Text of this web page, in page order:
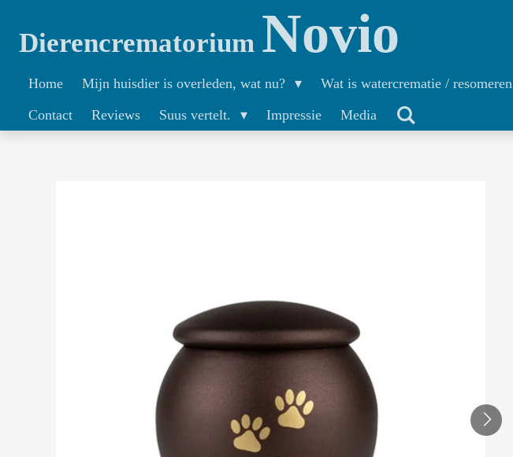
direct
naar
Dierencrematorium Novio
Home Mijn huisdier is overleden, wat nu? Wat is watercrematie / resomeren
Contact
Reviews Suus vertelt. Impressie Media